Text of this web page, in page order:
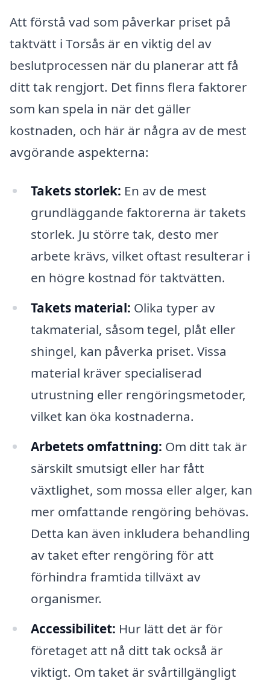
Att förstå vad som påverkar priset på
taktvätt i Torsås är en viktig del av
beslutprocessen när du planerar att få
ditt tak rengjort. Det finns flera faktorer
som kan spela in när det gäller
kostnaden, och här är några av de mest
avgörande aspekterna:
Takets storlek: En av de mest
grundläggande faktorerna är takets
storlek. Ju större tak, desto mer
arbete krävs, vilket oftast resulterar i
en högre kostnad för taktvätten.
Takets material: Olika typer av
takmaterial, såsom tegel, plåt eller
shingel, kan påverka priset. Vissa
material kräver specialiserad
utrustning eller rengöringsmetoder,
vilket kan öka kostnaderna.
Arbetets omfattning: Om ditt tak är
särskilt smutsigt eller har fått
växtlighet, som mossa eller alger, kan
mer omfattande rengöring behövas.
Detta kan även inkludera behandling
av taket efter rengöring för att
förhindra framtida tillväxt av
organismer.
Accessibilitet: Hur lätt det är för
företaget att nå ditt tak också är
viktigt. Om taket är svårtillgängligt